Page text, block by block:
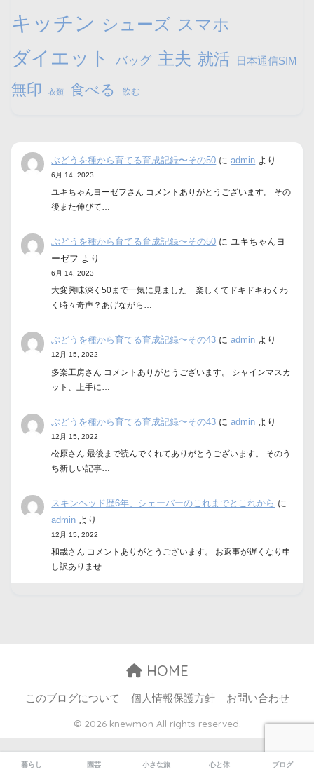
キッチン シューズ スマホ
ダイエット バッグ 主夫 就活 日本通信SIM
無印 衣類 食べる 飲む
ぶどうを種から育てる育成記録〜その50 にadmin より
6月 14, 2023
ユキちゃんヨーゼフさん コメントありがとうございます。 その
後また伸びて…
ぶどうを種から育てる育成記録〜その50 にユキちゃんヨ
ーゼフ より
6月 14, 2023
大変興味深く50まで一気に見ました 楽しくてドキドキわくわ
く時々奇声？あげながら…
ぶどうを種から育てる育成記録〜その43 にadmin より
12月 15, 2022
多楽工房さん コメントありがとうございます。 シャインマスカ
ット、上手に…
ぶどうを種から育てる育成記録〜その43 にadmin より
12月 15, 2022
松原さん 最後まで読んでくれてありがとうございます。 そのう
ち新しい記事…
スキンヘッド歴6年、シェーバーのこれまでとこれから に
admin より
12月 15, 2022
和哉さん コメントありがとうございます。 お返事が遅くなり申
し訳ありませ…
HOME
このブログについて 個人情報保護方針 お問い合わせ
© 2026 knewmon All rights reserved.
暮らし 園芸 小さな旅 心と体 ブログ